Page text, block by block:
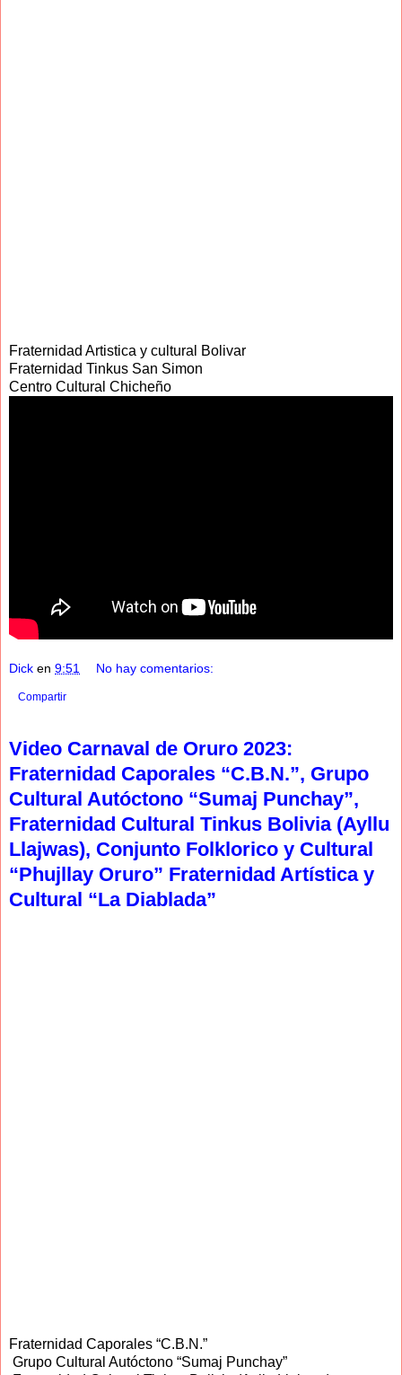
Fraternidad Artistica y cultural Bolivar
Fraternidad Tinkus San Simon
Centro Cultural Chicheño
Dick en 9:51 No hay comentarios:
Compartir
Video Carnaval de Oruro 2023:
Fraternidad Caporales “C.B.N.”, Grupo
Cultural Autóctono “Sumaj Punchay”,
Fraternidad Cultural Tinkus Bolivia (Ayllu
Llajwas), Conjunto Folklorico y Cultural
“Phujllay Oruro” Fraternidad Artística y
Cultural “La Diablada”
Fraternidad Caporales “C.B.N.”
Grupo Cultural Autóctono “Sumaj Punchay”